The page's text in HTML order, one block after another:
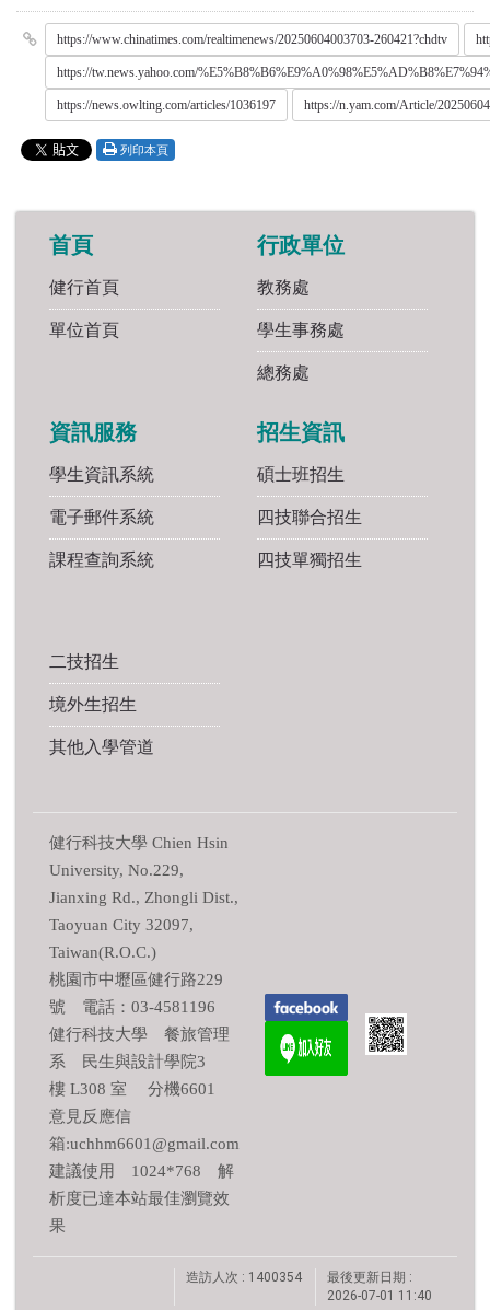
https://www.chinatimes.com/realtimenews/20250604003703-260421?chdtv
https://tw.news.yahoo.com/
https://news.owlting.com/articles/1036197 https://n.yam.com/Article/
列印本頁
首頁
健行首頁
單位首頁
行政單位
教務處
學生事務處
總務處
資訊服務
學生資訊系統
電子郵件系統
課程查詢系統
招生資訊
碩士班招生
四技聯合招生
四技單獨招生
二技招生
境外生招生
其他入學管道
健行科技大學 Chien Hsin
University, No.229,
Jianxing Rd., Zhongli Dist.,
Taoyuan City 32097,
Taiwan(R.O.C.)
桃園市中壢區健行路229
號 電話：03-4581196
健行科技大學 餐旅管理
系 民生與設計學院3
樓 L308 室 分機6601
意見反應信
箱:uchhm6601@gmail.com
建議使用 1024*768 解
析度已達本站最佳瀏覽效
果
造訪人次 : 1400354
最後更新日期 :
2026-07-01 11:40